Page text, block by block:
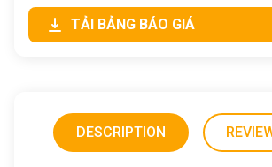
TẢI BẢNG BÁO GIÁ
DESCRIPTION